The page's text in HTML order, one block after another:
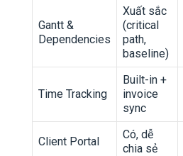
Gantt &
Dependencies
Xuất sắc
(critical
path,
baseline)
Time Tracking
Built-in +
invoice
sync
Client Portal
Có, dễ
chia sẻ